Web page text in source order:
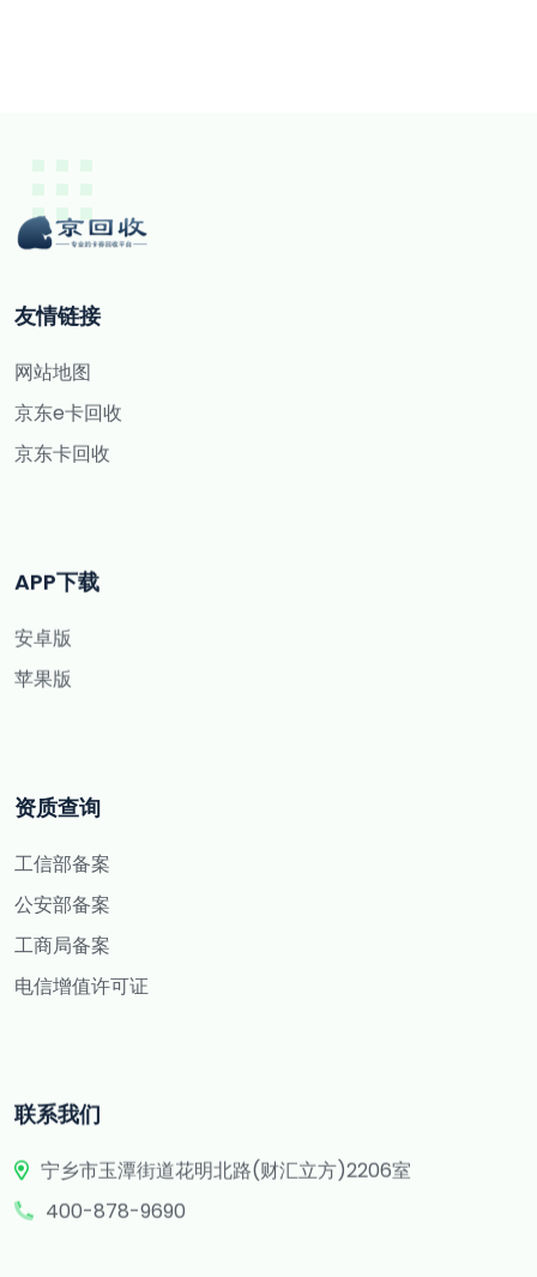
友情链接
网站地图
京东e卡回收
京东卡回收
APP下载
安卓版
苹果版
资质查询
工信部备案
公安部备案
工商局备案
电信增值许可证
联系我们
宁乡市玉潭街道花明北路(财汇立方)2206室
400-878-9690